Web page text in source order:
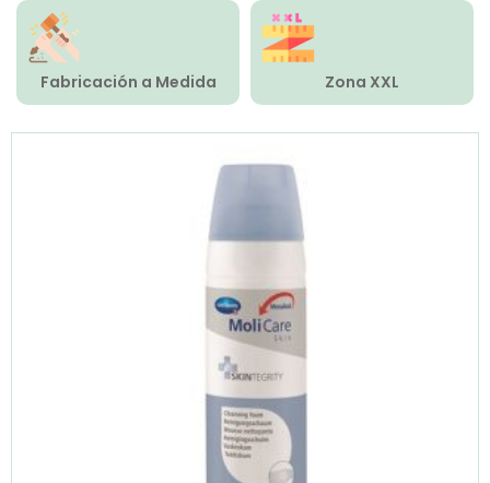
Fabricación a Medida Zona XXL